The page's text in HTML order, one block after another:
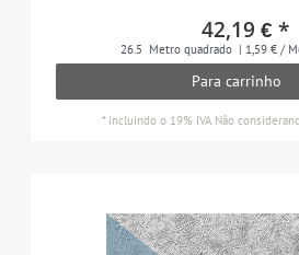
42,19 € *
26.5 Metro quadrado | 1,59 € /
Para carrinho
* incluindo o 19% IVA Não